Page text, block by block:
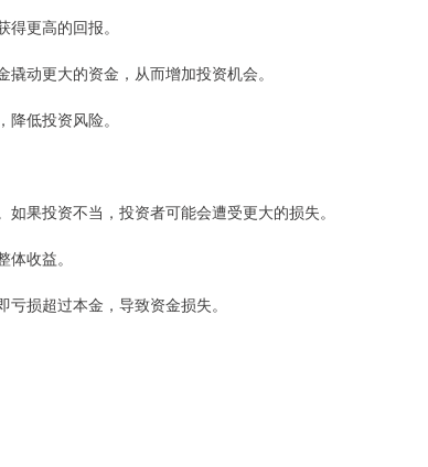
更高的回报。
动更大的资金，从而增加投资机会。
低投资风险。
果投资不当，投资者可能会遭受更大的损失。
收益。
损超过本金，导致资金损失。